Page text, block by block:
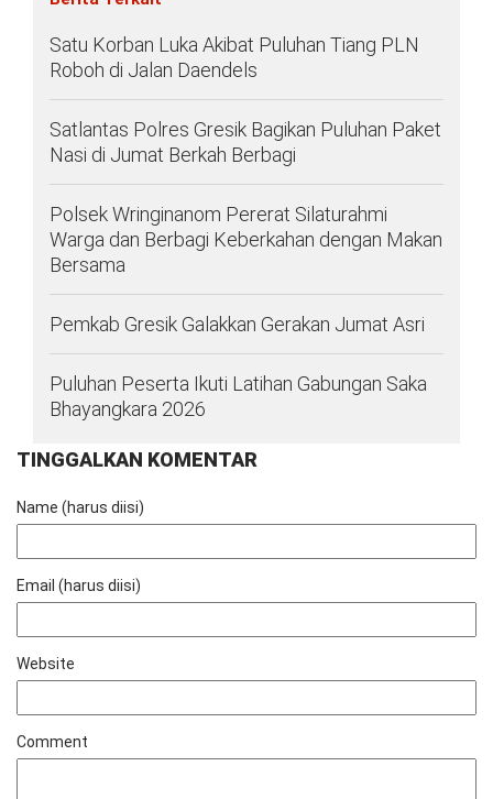
Satu Korban Luka Akibat Puluhan Tiang PLN
Roboh di Jalan Daendels
Satlantas Polres Gresik Bagikan Puluhan Paket
Nasi di Jumat Berkah Berbagi
Polsek Wringinanom Pererat Silaturahmi
Warga dan Berbagi Keberkahan dengan Makan
Bersama
Pemkab Gresik Galakkan Gerakan Jumat Asri
Puluhan Peserta Ikuti Latihan Gabungan Saka
Bhayangkara 2026
TINGGALKAN KOMENTAR
Name (harus diisi)
Email (harus diisi)
Website
Comment